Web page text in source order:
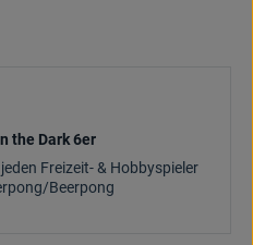
the Dark 6er
Freizeit- & Hobbyspieler
Beerpong